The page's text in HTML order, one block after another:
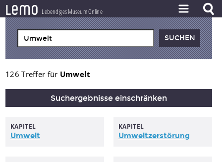
lemo Lebendiges Museum Online
ZEITSTRAHL
THEMEN
ZEITZEUGEN
BESTAND
PROJEKT
126 Treffer für Umwelt
Suchergebnisse einschränken
KAPITEL
Umwelt
KAPITEL
Umweltzerstörung